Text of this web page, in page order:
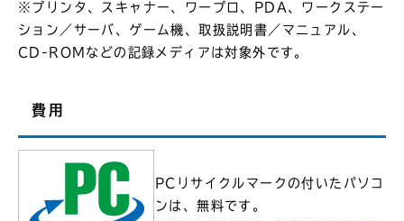
※プリンタ、スキャナー、ワープロ、PDA、ワークステー
ション／サーバ、ゲーム機、取扱説明書／マニュアル、
CD-ROMなどの記録メディアは対象外です。
費用
PCリサイクルマークの付いたパソコ
ンは、無料です。